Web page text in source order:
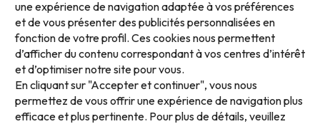
Modes de paiement disponibles
une expérience de navigation adaptée à vos préférences
et de vous présenter des publicités personnalisées en
fonction de votre profil. Ces cookies nous permettent
d’afficher du contenu correspondant à vos centres d’intérêt
et d’optimiser notre site pour vous.
En cliquant sur "Accepter et continuer", vous nous
permettez de vous offrir une expérience de navigation plus
efficace et plus pertinente. Pour plus de détails, veuillez